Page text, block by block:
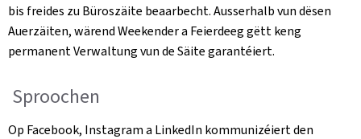
bis freides zu Büroszäite beaarbecht. Ausserhalb vun dësen
Auerzäiten, wärend Weekender a Feierdeeg gëtt keng
permanent Verwaltung vun de Säite garantéiert.
Sproochen
Op Facebook, Instagram a LinkedIn kommunizéiert den